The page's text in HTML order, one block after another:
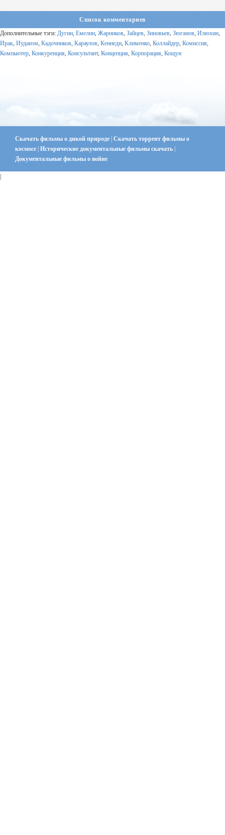
Список комментариев
Дополнительные тэги: Дугин, Емелин, Жарников, Зайцев, Зиновьев, Зюганов, Илюхин,
Ирак, Иудаизм, Кадочников, Караулов, Кеннеди, Клименко, Коллайдер, Комиссия,
Компьютер, Конкуренция, Консультант, Концепция, Корпорация, Кощун
Скачать фильмы о дикой природе | Скачать торрент фильмы о
космосе | Исторические документальные фильмы скачать |
Документальные фильмы о войне
|